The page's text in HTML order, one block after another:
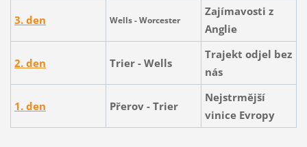
3. den Wells - Worcester
Zajímavosti z
Anglie
2. den Trier - Wells
Trajekt odjel bez
nás
1. den Přerov - Trier
Nejstrmější
vinice Evropy